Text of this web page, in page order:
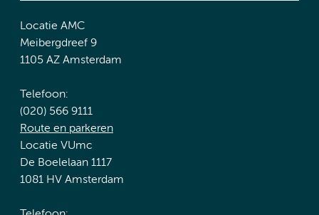
Locatie AMC
Meibergdreef 9
1105 AZ Amsterdam
Telefoon:
(020) 566 9111
Route en parkeren
Locatie VUmc
De Boelelaan 1117
1081 HV Amsterdam